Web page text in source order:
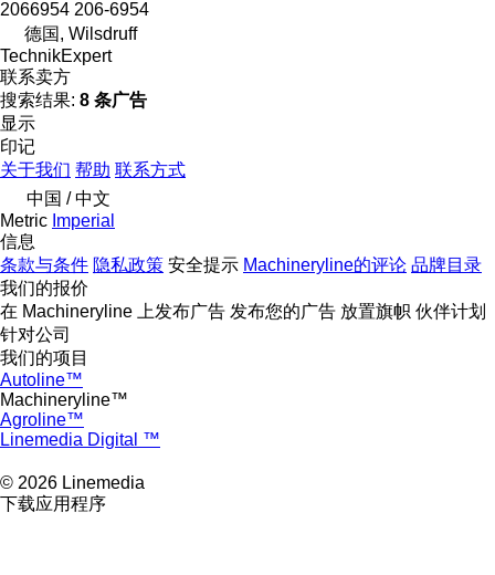
2066954 206-6954
德国, Wilsdruff
TechnikExpert
联系卖方
搜索结果: 8 条广告
显示
印记
关于我们 帮助 联系方式
中国 / 中文
Metric Imperial
信息
条款与条件 隐私政策 安全提示 Machineryline的评论 品牌目录
我们的报价
在 Machineryline 上发布广告 发布您的广告 放置旗帜 伙伴计划
针对公司
我们的项目
Autoline™
Machineryline™
Agroline™
Linemedia Digital ™
© 2026 Linemedia
下载应用程序